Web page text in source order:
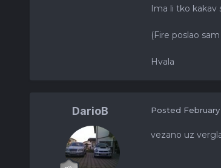
Ima li tko kakav
(Fire poslao
Hvala
DarioB Posted February
vezano uz